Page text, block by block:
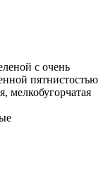
с очень
пятнистостью
мелкобугорчатая